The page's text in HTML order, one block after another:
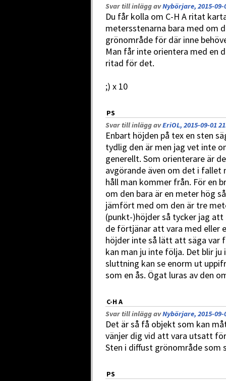
Svar till inlägg avNybörjare, 2015-09-
Du får kolla om C-H A ritat
metersstenarna bara med om
grönområde för där inne
Man får inte orientera med en
ritad för det.
;) x 10
PS
Svar till inlägg avEriOL, 2015-09-01
Enbart höjden på tex en sten
tydlig den är men jag vet inte
generellt. Som orienterare är
avgörande även om det i fallet
håll man kommer från. För en
om den bara är en meter hög
jämfört med om den är tre
(punkt-)höjder så tycker jag
de förtjänar att vara med eller
höjder inte så lätt att säga
kan man ju inte följa. Det blir
sluttning kan se enorm ut
som en ås. Ögat luras av den
C-H A
Svar till inlägg avNybörjare, 2015-09-
Det är så få objekt som kan
vänjer dig vid att vara utsatt
Sten i diffust grönområde som
PS